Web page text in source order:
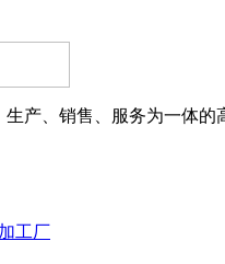
产、销售、服务为一体的
工厂